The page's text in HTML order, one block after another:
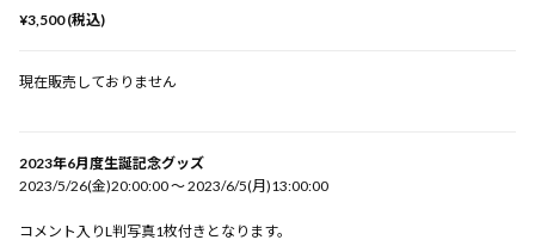
¥3,500 (税込)
現在販売しておりません
2023年6月度生誕記念グッズ
2023/5/26(金)20:00:00 〜 2023/6/5(月)13:00:00
コメント入りL判写真1枚付きとなります。